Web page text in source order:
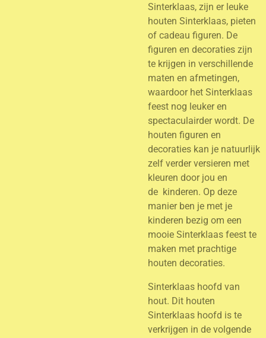
Sinterklaas, zijn er leuke
houten Sinterklaas, pieten
of cadeau figuren. De
figuren en decoraties zijn
te krijgen in verschillende
maten en afmetingen,
waardoor het Sinterklaas
feest nog leuker en
spectaculairder wordt. De
houten figuren en
decoraties kan je natuurlijk
zelf verder versieren met
kleuren door jou en
de kinderen. Op deze
manier ben je met je
kinderen bezig om een
mooie Sinterklaas feest te
maken met prachtige
houten decoraties.
Sinterklaas hoofd van
hout. Dit houten
Sinterklaas hoofd is te
verkrijgen in de volgende